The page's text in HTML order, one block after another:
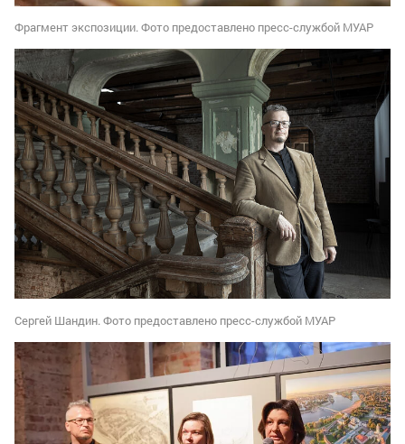
Фрагмент экспозиции. Фото предоставлено пресс-службой МУАР
Сергей Шандин. Фото предоставлено пресс-службой МУАР